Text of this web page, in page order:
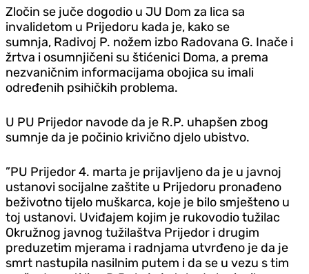
Zločin se juče dogodio u JU Dom za lica sa
invalidetom u Prijedoru kada je, kako se
sumnja, Radivoj P. nožem izbo Radovana G. Inače i
žrtva i osumnjičeni su štićenici Doma, a prema
nezvaničnim informacijama obojica su imali
određenih psihičkih problema.
U PU Prijedor navode da je R.P. uhapšen zbog
sumnje da je počinio krivično djelo ubistvo.
”PU Prijedor 4. marta je prijavljeno da je u javnoj
ustanovi socijalne zaštite u Prijedoru pronađeno
beživotno tijelo muškarca, koje je bilo smješteno u
toj ustanovi. Uviđajem kojim je rukovodio tužilac
Okružnog javnog tužilaštva Prijedor i drugim
preduzetim mjerama i radnjama utvrđeno je da je
smrt nastupila nasilnim putem i da se u vezu s tim